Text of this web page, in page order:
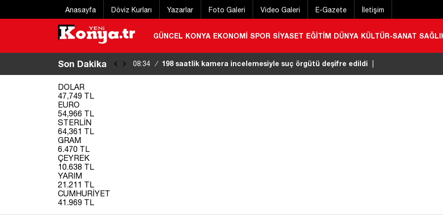
Anasayfa Döviz Kurları Yazarlar Foto Galeri Video Galeri E-Gazete İletişim
GÜNCEL KONYA EKONOMİ SPOR SİYASET EĞİTİM DÜNYA KÜLTÜR-SANAT
Son Dakika 08:12 / FETÖ’nün suikast timindeki terörist Burkay Karatepe tutuklandı
DOLAR
47,749 TL
EURO
54,966 TL
STERLİN
64,361 TL
GRAM
6.470 TL
ÇEYREK
10.638 TL
YARIM
21.211 TL
CUMHURİYET
41.969 TL